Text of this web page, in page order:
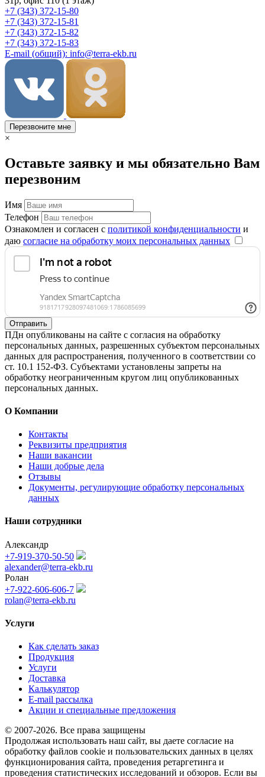
+7 (343) 372-15-80
+7 (343) 372-15-81
+7 (343) 372-15-82
+7 (343) 372-15-83
E-mail (общий): info@terra-ekb.ru
Перезвоните мне
×
Оставьте заявку и мы обязательно Вам
перезвоним
Имя
Телефон
Ознакомлен и согласен с политикой конфиденциальности и
даю согласие на обработку моих персональных данных
Отправить
ПДн опубликованы на сайте с согласия на обработку
персональных данных, разрешенных субъектом персональных
данных для распространения, полученного в соответствии со
ст. 10.1 152-ФЗ. Субъектами установлены запреты на
обработку неограниченным кругом лиц опубликованных
персональных данных.
О Компании
Контакты
Реквизиты предприятия
Наши вакансии
Наши добрые дела
Отзывы
Документы, регулирующие обработку персональных
данных
Наши сотрудники
Александр
+7-919-370-50-50
alexander@terra-ekb.ru
Ролан
+7-922-606-606-7
rolan@terra-ekb.ru
Услуги
Как сделать заказ
Продукция
Услуги
Доставка
Калькулятор
E-mail рассылка
Акции и специальные предложения
© 2007-2026. Все права защищены
Продолжая использовать наш сайт, вы даете согласие на
обработку файлов cookie и пользовательских данных в целях
функционирования сайта, проведения ретаргетинга и
проведения статистических исследований и обзоров. Если вы